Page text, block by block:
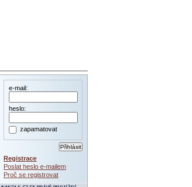
e-mail:
heslo:
zapamatovat
Registrace
Poslat heslo e-mailem
Proč se registrovat